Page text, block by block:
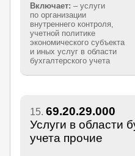
Включает: – услуги
по организации
внутреннего контроля,
учетной политике
экономического субъекта
и иных услуг в области
бухгалтерского учета
15. 69.20.29.000
Услуги в области
учета прочие